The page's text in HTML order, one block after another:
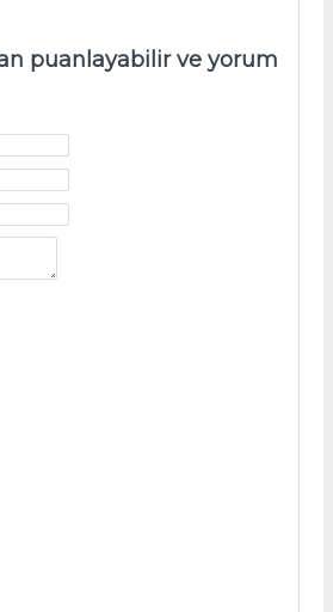
puanlayabilir ve yorum